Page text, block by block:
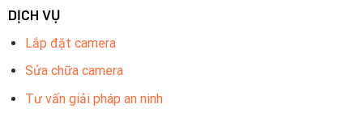
DỊCH VỤ
Lắp đặt camera
Sửa chữa camera
Tư vấn giải pháp an ninh